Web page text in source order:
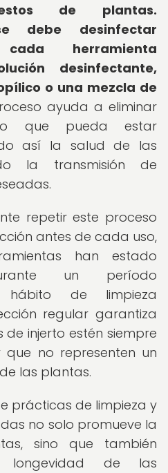
de plantas.
debe desinfectar
cada herramienta
desinfectante,
o una mezcla de
ayuda a eliminar
que pueda estar
así la salud de las
la transmisión de
repetir este proceso
antes de cada uso,
han estado
un período
hábito de limpieza
regular garantiza
injerto estén siempre
no representen un
las plantas.
prácticas de limpieza y
no solo promueve la
sino que también
de las